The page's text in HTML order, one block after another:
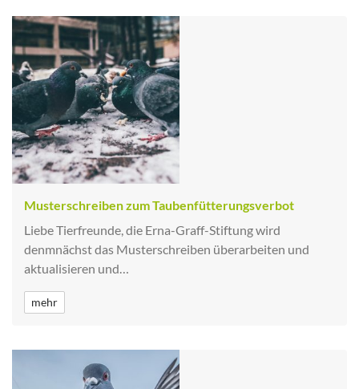
Musterschreiben zum Taubenfütterungsverbot
Liebe Tierfreunde, die Erna-Graff-Stiftung wird
denmnächst das Musterschreiben überarbeiten und
aktualisieren und…
mehr